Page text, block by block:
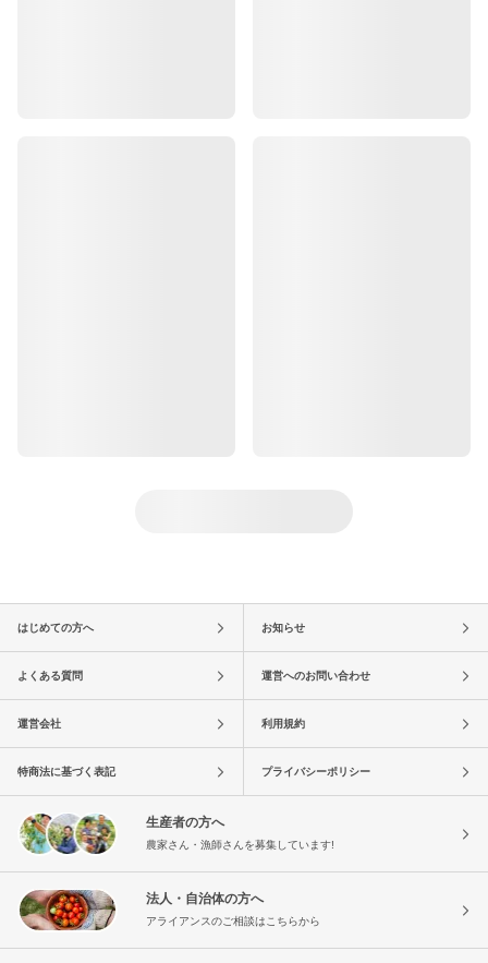
はじめての方へ お知らせ
よくある質問 運営へのお問い合わせ
運営会社 利用規約
特商法に基づく表記 プライバシーポリシー
生産者の方へ
農家さん・漁師さんを募集しています!
法人・自治体の方へ
アライアンスのご相談はこちらから